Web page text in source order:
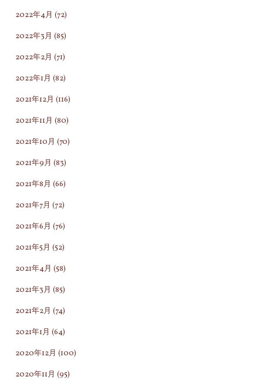
2022年4月 (72)
2022年3月 (85)
2022年2月 (71)
2022年1月 (82)
2021年12月 (116)
2021年11月 (80)
2021年10月 (70)
2021年9月 (83)
2021年8月 (66)
2021年7月 (72)
2021年6月 (76)
2021年5月 (52)
2021年4月 (58)
2021年3月 (85)
2021年2月 (74)
2021年1月 (64)
2020年12月 (100)
2020年11月 (95)